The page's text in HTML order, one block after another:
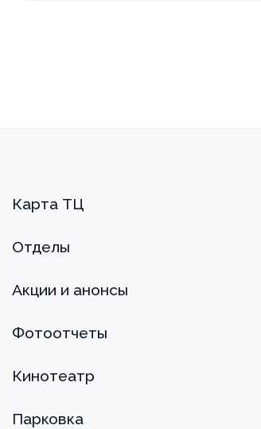
Карта ТЦ
Отделы
Акции и анонсы
Фотоотчеты
Кинотеатр
Парковка